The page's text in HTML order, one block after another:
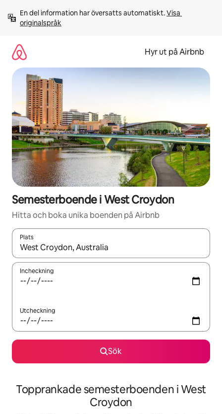
innehåll
En del information har översatts automatiskt. Visa
originalspråk
Hyr ut på Airbnb
Semesterboende i West Croydon
Hitta och boka unika boenden på Airbnb
Plats
När resultaten är tillgängliga kan du navigera med upp- och
Incheckning
Utcheckning
Sök
Topprankade semesterboenden i West
Croydon